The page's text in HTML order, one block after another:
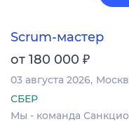
Scrum-мастер
от 180 000 ₽
03 августа 2026
СБЕР
Мы - команда